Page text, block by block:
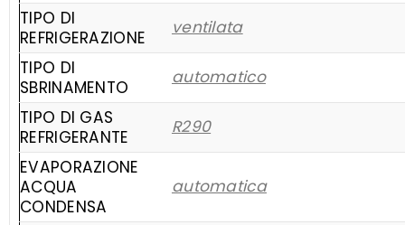
TIPO DI
REFRIGERAZIONE
ventilata
TIPO DI
SBRINAMENTO
automatico
TIPO DI GAS
REFRIGERANTE
R290
EVAPORAZIONE
ACQUA
CONDENSA
automatica